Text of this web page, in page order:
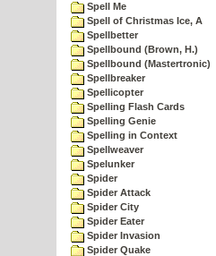
Spell Me
Spell of Christmas Ice, A
Spellbetter
Spellbound (Brown, H.)
Spellbound (Mastertronic)
Spellbreaker
Spellicopter
Spelling Flash Cards
Spelling Genie
Spelling in Context
Spellweaver
Spelunker
Spider
Spider Attack
Spider City
Spider Eater
Spider Invasion
Spider Quake